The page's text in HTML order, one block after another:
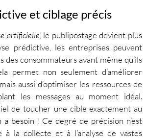
et ciblage précis
artificielle , le publipostage devient plus
prédictive, les entreprises peuvent
des consommateurs avant même qu’ils
permet non seulement d’améliorer
aussi d’optimiser les ressources de
les messages au moment idéal.
de toucher une cible exactement au
besoin ! Ce degré de précision n’est
à la collecte et à l’analyse de vastes